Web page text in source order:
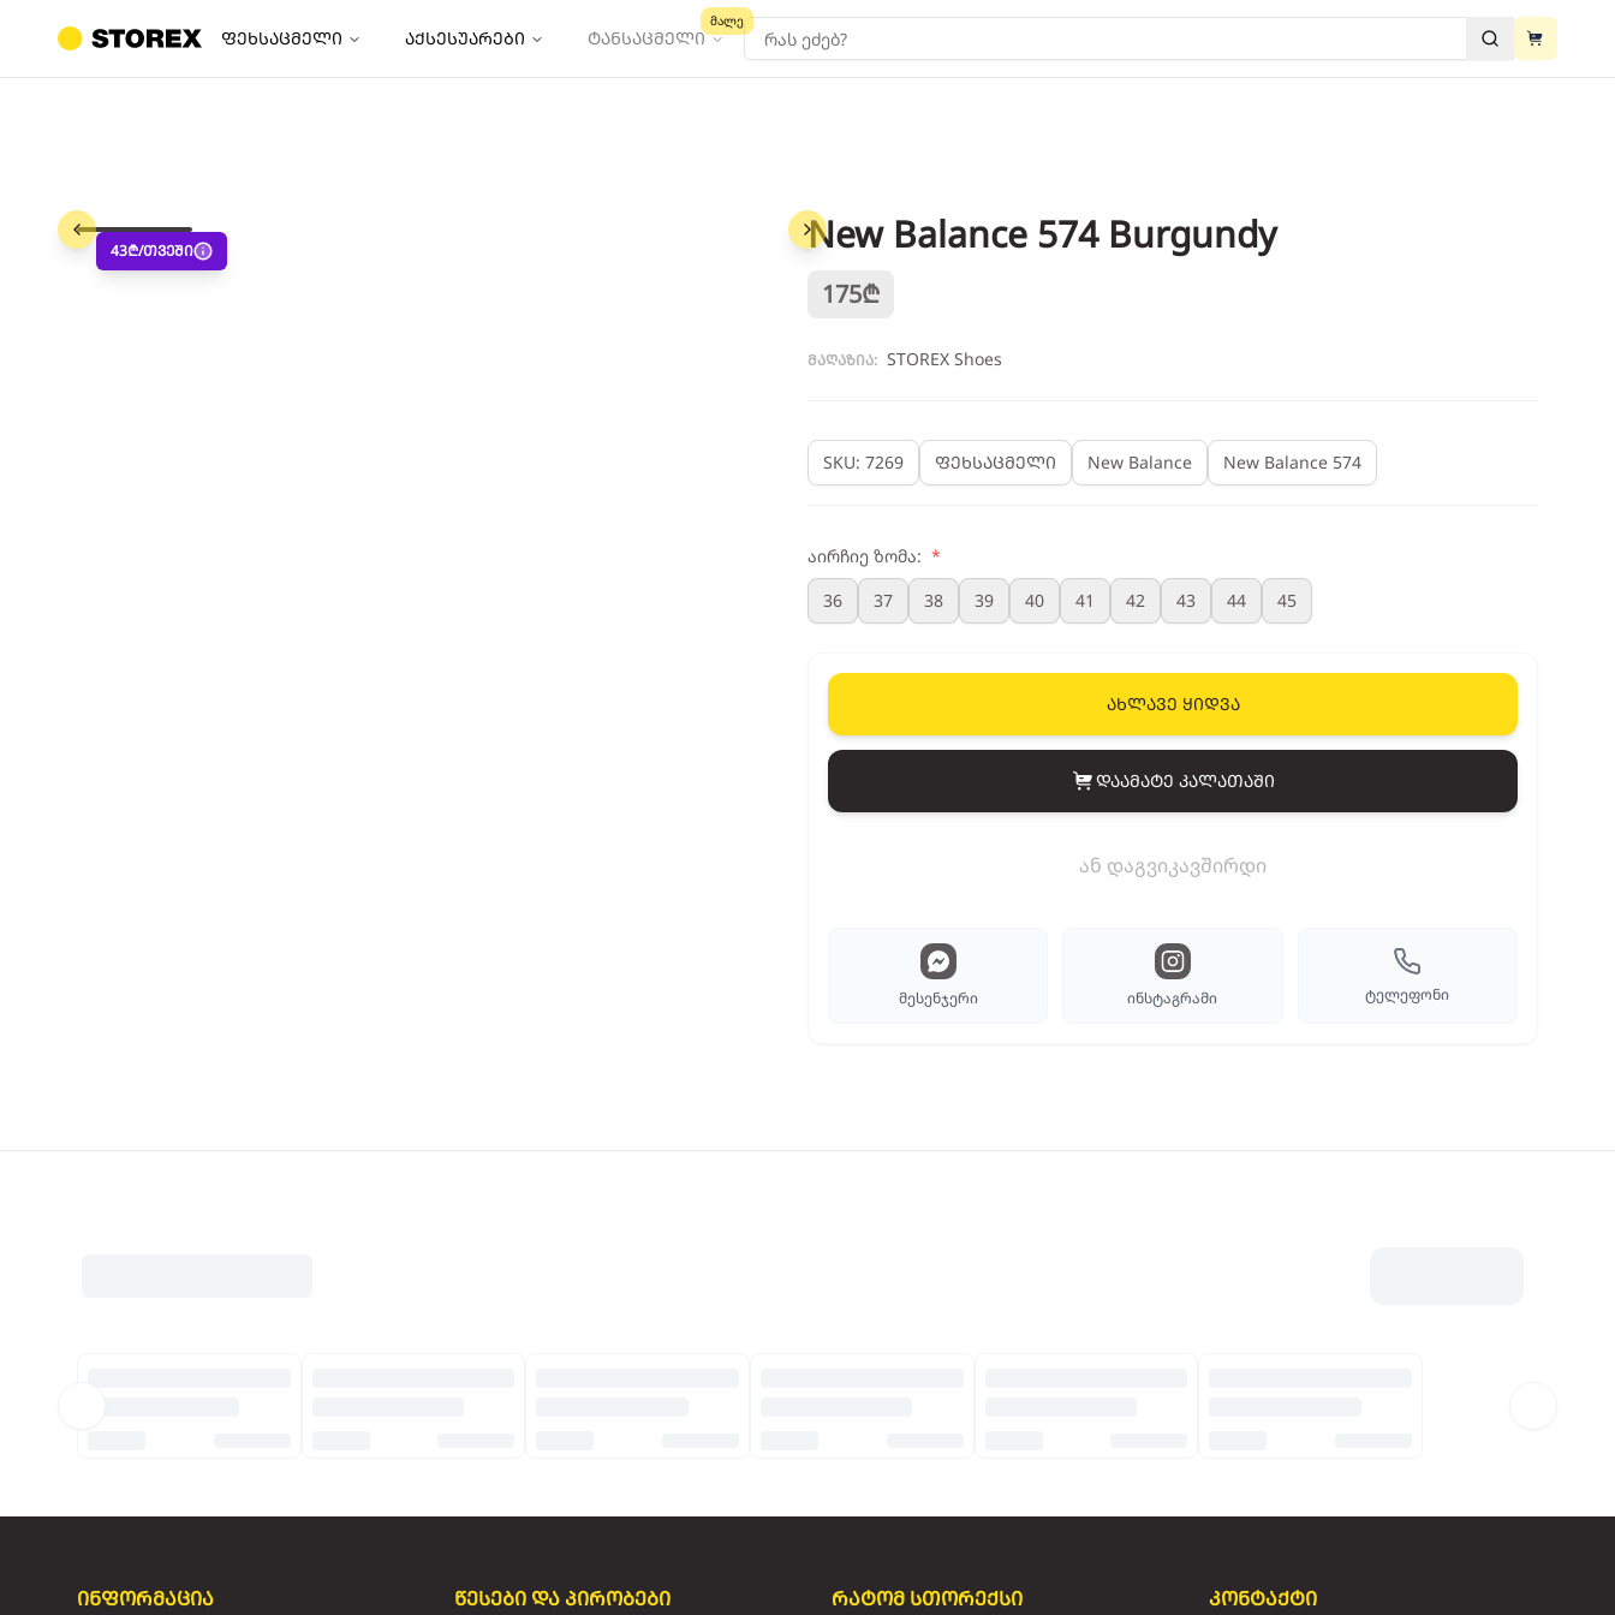
ფეხსაცმელი აქსესუარები ტანსაცმელი
მალე
ძებნაView cart
View cart
43₾/თვეში New Balance 574 Burgundy
175₾
მაღაზია: STOREX Shoes
SKU: 7269 ფეხსაცმელი New Balance New Balance 574
აირჩიე ზომა: *
36
37 38 39 40 41 42 43 44 45
ახლავე ყიდვა
View cart
დაამატე კალათაში
ან დაგვიკავშირდი
მესენჯერი ინსტაგრამი ტელეფონი
ინფორმაცია წესები და პირობები რატომ სთორექსი კონტაქტი